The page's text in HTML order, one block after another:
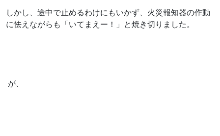
しかし、途中で止めるわけにもいかず、火災報知器の作動
に怯えながらも「いてまえー！」と焼き切りました。
が、